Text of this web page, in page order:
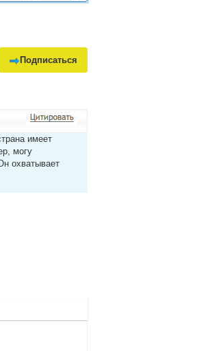
Подписаться
имеет
могу
охватывает